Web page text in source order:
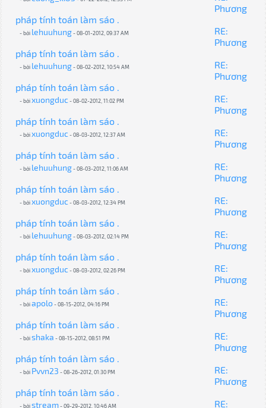
Phương
pháp tính toán làm sáo .
- bởi lehuuhung- 08-01-2012, 09:37 AM
RE:
Phương
pháp tính toán làm sáo .
- bởi lehuuhung- 08-02-2012, 10:54 AM
RE:
Phương
pháp tính toán làm sáo .
- bởixuongduc- 08-02-2012, 11:02 PM
RE:
Phương
pháp tính toán làm sáo .
- bởixuongduc- 08-03-2012, 12:37 AM
RE:
Phương
pháp tính toán làm sáo .
- bởi lehuuhung- 08-03-2012, 11:06 AM
RE:
Phương
pháp tính toán làm sáo .
- bởixuongduc- 08-03-2012, 12:34 PM
RE:
Phương
pháp tính toán làm sáo .
- bởi lehuuhung- 08-03-2012, 02:14 PM
RE:
Phương
pháp tính toán làm sáo .
- bởixuongduc- 08-03-2012, 02:26 PM
RE:
Phương
pháp tính toán làm sáo .
- bởiapolo- 08-15-2012, 04:16 PM
RE:
Phương
pháp tính toán làm sáo .
- bởishaka - 08-15-2012, 08:51 PM
RE:
Phương
pháp tính toán làm sáo .
- bởi Pvvn23 - 08-26-2012, 01:30 PM
RE:
Phương
pháp tính toán làm sáo .
- bởistream- 09-29-2012, 10:46 AM
RE: